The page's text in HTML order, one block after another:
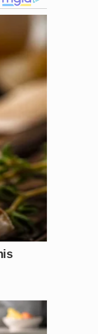
a tomar uma
e concedeu um
intenso sobre a ética
passou a
sobre o
contra ele. O clima
respostas
para esclarecer